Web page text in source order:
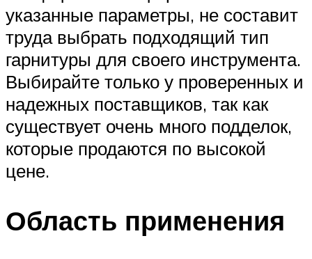
указанные параметры, не составит
труда выбрать подходящий тип
гарнитуры для своего инструмента.
Выбирайте только у проверенных и
надежных поставщиков, так как
существует очень много подделок,
которые продаются по высокой
цене.
Область применения